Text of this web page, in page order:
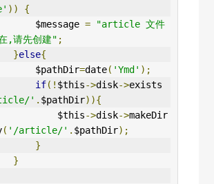
))
{
            $message
=
"article 文件
,请先创建" ;
}else{
            $pathDir
=date( 'Ymd' );
if(! $this->disk->exists
' . $pathDir)){
                $this
->disk->makeDir
( '/article/' . $pathDir);
}
}